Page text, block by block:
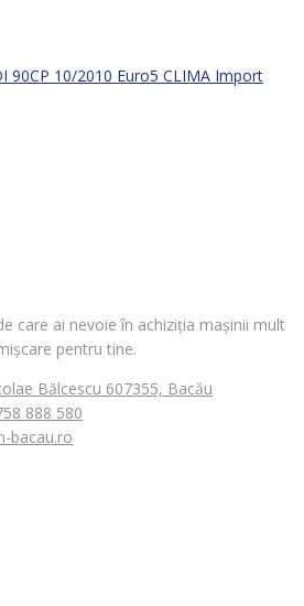
90CP 10/2010 Euro5 CLIMA Import
care ai nevoie în achiziția mașinii mult
pentru tine.
Bălcescu 607355, Bacău
888 580
bacau.ro